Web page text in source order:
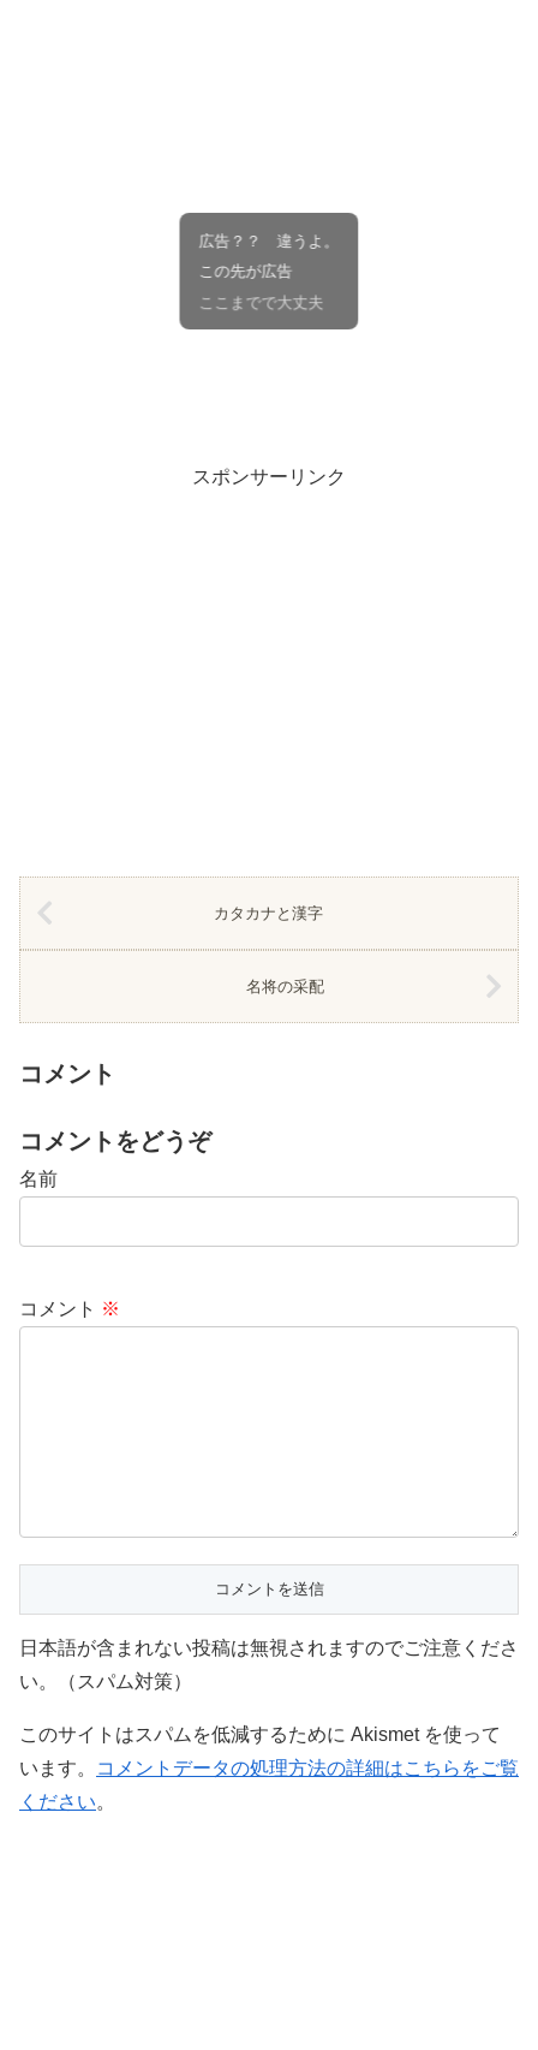
スポンサーリンク
カタカナと漢字
名将の采配
コメント
コメントをどうぞ
名前
コメント ※
日本語が含まれない投稿は無視されますのでご注意くださ
い。（スパム対策）
このサイトはスパムを低減するために Akismet を使って
います。
コメントデータの処理方法の詳細はこちらをご覧
ください。
広告？？ 違うよ。
この先が広告
ここまでで大丈夫